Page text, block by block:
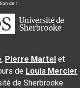
, Pierre Martel et
de Louis Mercier
de Sherbrooke